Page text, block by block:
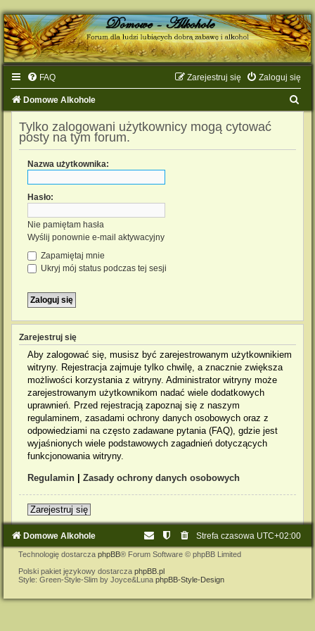
FAQ Zaloguj się
Zarejestruj się
Domowe Alkohole
Tylko zalogowani użytkownicy mogą cytować
posty na tym forum.
Nazwa użytkownika:
Hasło:
Nie pamiętam hasła
Wyślij ponownie e-mail aktywacyjny
Zapamiętaj mnie
Ukryj mój status podczas tej sesji
Zarejestruj się
Aby zalogować się, musisz być zarejestrowanym użytkownikiem
witryny. Rejestracja zajmuje tylko chwilę, a znacznie zwiększa
możliwości korzystania z witryny. Administrator witryny może
zarejestrowanym użytkownikom nadać wiele dodatkowych
uprawnień. Przed rejestracją zapoznaj się z naszym
regulaminem, zasadami ochrony danych osobowych oraz z
odpowiedziami na często zadawane pytania (FAQ), gdzie jest
wyjaśnionych wiele podstawowych zagadnień dotyczących
funkcjonowania witryny.
Regulamin Zasady ochrony danych osobowych
Zarejestruj się
Domowe Alkohole Strefa czasowa UTC+02:00
Technologię dostarcza phpBB® Forum Software © phpBB Limited
Polski pakiet językowy dostarcza phpBB.pl
Style: Green-Style-Slim by Joyce&Luna phpBB-Style-Design